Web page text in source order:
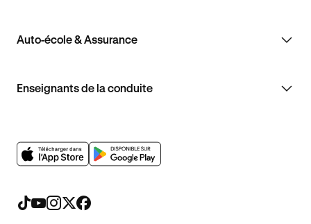
Auto-école & Assurance
Enseignants de la conduite